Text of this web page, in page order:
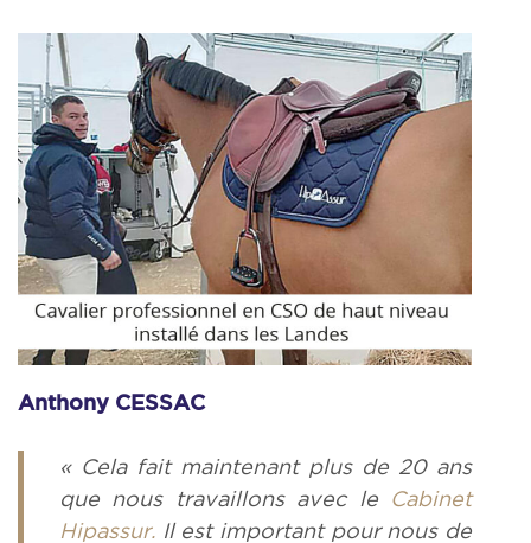
Anthony CESSAC
« Cela fait maintenant plus de 20 ans
que nous travaillons avec le Cabinet
Hipassur. Il est important pour nous de